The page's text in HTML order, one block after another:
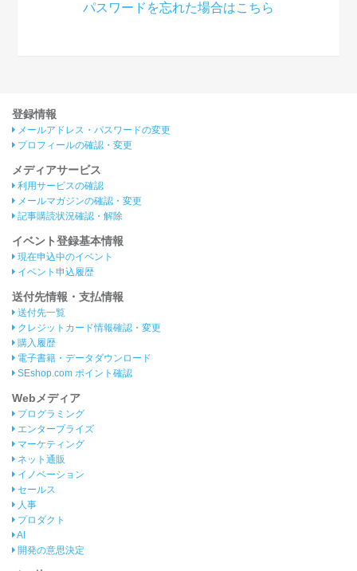
パスワードを忘れた場合はこちら
登録情報
メールアドレス・パスワードの変更
プロフィールの確認・変更
メディアサービス
利用サービスの確認
メールマガジンの確認・変更
記事購読状況確認・解除
イベント登録基本情報
現在申込中のイベント
イベント申込履歴
送付先情報・支払情報
送付先一覧
クレジットカード情報確認・変更
購入履歴
電子書籍・データダウンロード
SEshop.com ポイント確認
Webメディア
プログラミング
エンタープライズ
マーケティング
ネット通販
イノベーション
セールス
人事
プロダクト
AI
開発の意思決定